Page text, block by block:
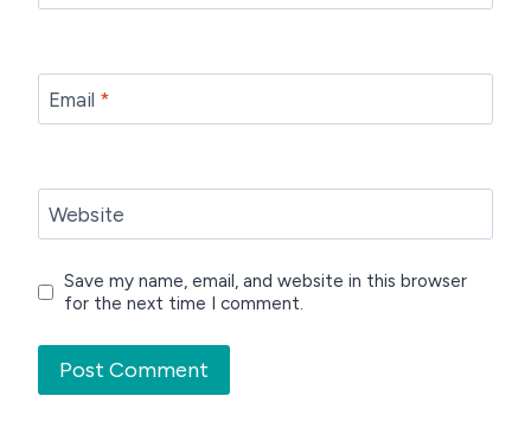
Email *
Website
Save my name, email, and website in this browser
for the next time I comment.